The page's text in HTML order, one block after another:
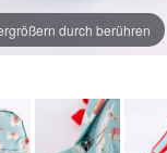
durch berühren